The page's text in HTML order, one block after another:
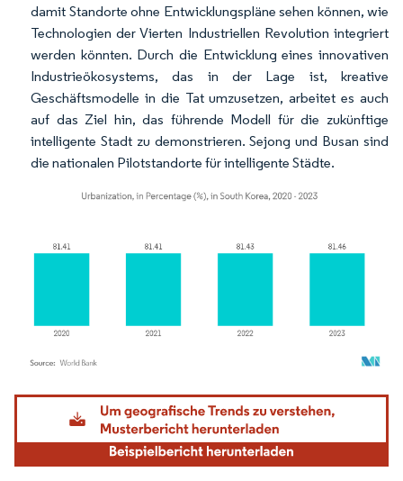
damit Standorte ohne Entwicklungspläne sehen können, wie
Technologien der Vierten Industriellen Revolution integriert
werden könnten. Durch die Entwicklung eines innovativen
Industrieökosystems, das in der Lage ist, kreative
Geschäftsmodelle in die Tat umzusetzen, arbeitet es auch
auf das Ziel hin, das führende Modell für die zukünftige
intelligente Stadt zu demonstrieren. Sejong und Busan sind
die nationalen Pilotstandorte für intelligente Städte.
Bild © Mordor Intelligence. Wiederverwendung erfordert Namensnennung gemäß